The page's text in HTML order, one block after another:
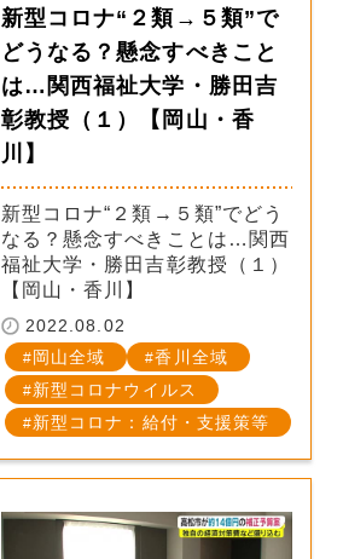
新型コロナ“２類→５類”で
どうなる？懸念すべきこと
は…関西福祉大学・勝田吉
彰教授（１）【岡山・香
川】
新型コロナ“２類→５類”でどう
なる？懸念すべきことは…関西
福祉大学・勝田吉彰教授（１）
【岡山・香川】
2022.08.02
岡山全域
香川全域
新型コロナウイルス
新型コロナ：給付・支援策等